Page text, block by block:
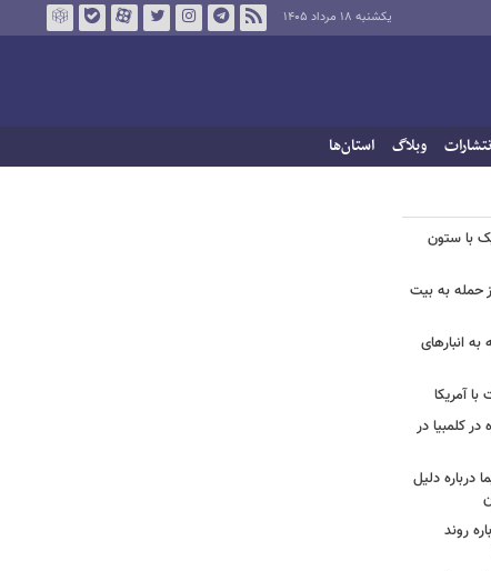
یکشنبه ۱۸ مرداد ۱۴۰۵
وبلاگ استان‌ها
با ستون
حمله به بیت
انبارهای
آمریکا
در کلمبیا در
درباره دلیل
روند